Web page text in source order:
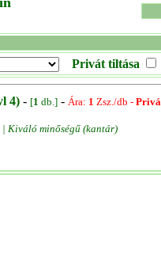
Privát tiltása
4) - [1 db.] - Ára: 1 Zsz./db -
Kiváló minőségű (kantár)